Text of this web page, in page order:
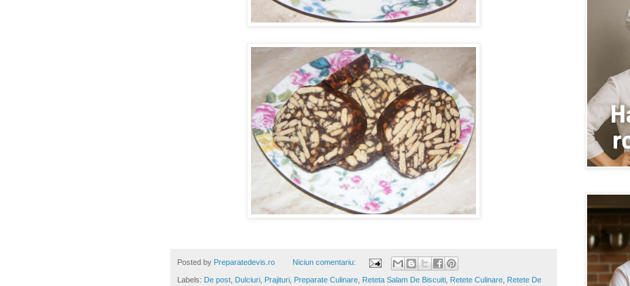
Posted by Preparatedevis.ro Niciun comentariu:
Labels: De post Dulciuri Prajituri Preparate Culinare Reteta Salam De Biscuiti Retete Culinare Retete De